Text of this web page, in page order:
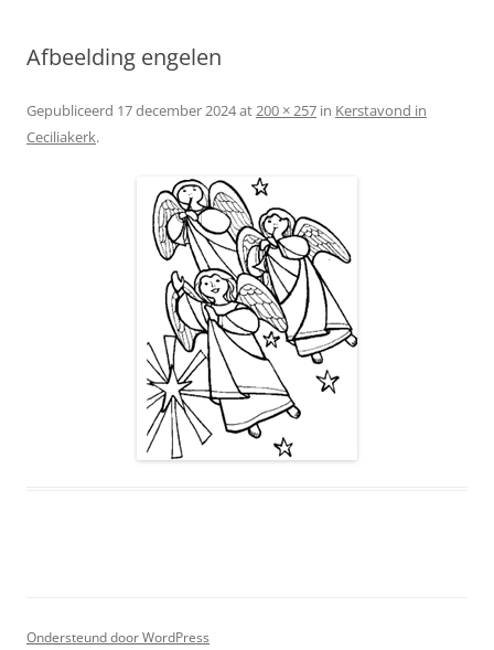
Afbeelding engelen
Gepubliceerd 17 december 2024at200 × 257 in Kerstavond in
Ceciliakerk.
Ondersteund door WordPress